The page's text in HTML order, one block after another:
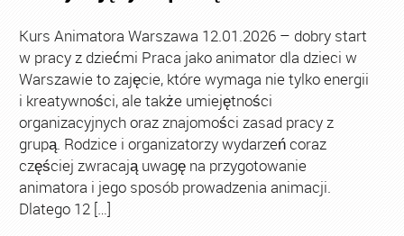
Kurs Animatora Warszawa 12.01.2026 – dobry start
w pracy z dziećmi Praca jako animator dla dzieci w
Warszawie to zajęcie, które wymaga nie tylko energii
i kreatywności, ale także umiejętności
organizacyjnych oraz znajomości zasad pracy z
grupą. Rodzice i organizatorzy wydarzeń coraz
częściej zwracają uwagę na przygotowanie
animatora i jego sposób prowadzenia animacji.
Dlatego 12 […]